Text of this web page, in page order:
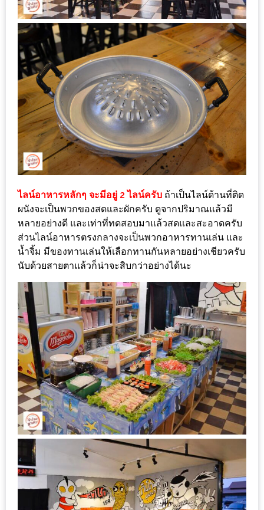
ช็อป
ฟิน
กิน
เพลิน
HFG
E-
NEWS
GAME
(SABAI
SEAFOOD)
HOMEPRO
FAIR
2017
เชียงใหม่
งาน
เดียว
ทั้ง
ช้อป
กิน
เที่ยว
พร้อม
โปร
โม
ชั่น
สำหรับ
บ้าน
มากมาย
ไลน์อาหารหลักๆ จะมีอยู่ 2 ไลน์ครับ ถ้าเป็นไลน์ด้านที่ติด
ผนังจะเป็นพวกของสดและผักครับ ดูจากปริมาณแล้วมี
หลายอย่างดี และเท่าที่ทดสอบมาแล้วสดและสะอาดครับ
ส่วนไลน์อาหารตรงกลางจะเป็นพวกอาหารทานเล่น และ
น้ำจิ้ม มีของทานเล่นให้เลือกทานกันหลายอย่างเชียวครับ
นับด้วยสายตาแล้วก็น่าจะสิบกว่าอย่างได้นะ